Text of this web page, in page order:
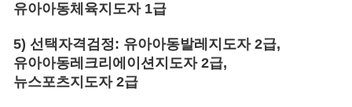
유아아동체육지도자 1급
5) 선택자격검정: 유아아동발레지도자 2급,
유아아동레크리에이션지도자 2급,
뉴스포츠지도자 2급